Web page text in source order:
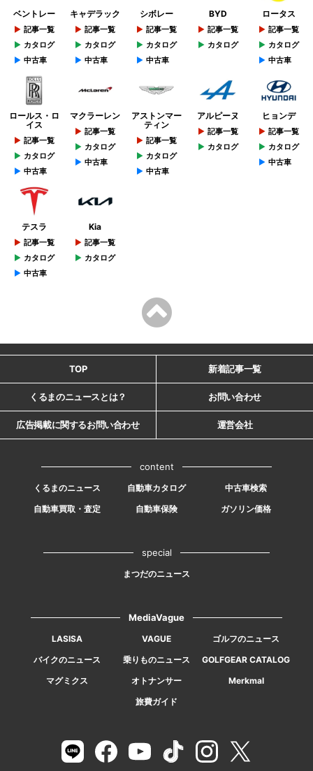
ベントレー
記事一覧
カタログ
中古車
キャデラック
記事一覧
カタログ
中古車
シボレー
記事一覧
カタログ
中古車
BYD
記事一覧
カタログ
ロータス
記事一覧
カタログ
中古車
ロールス・ロ
イス
記事一覧
カタログ
中古車
マクラーレン
記事一覧
カタログ
中古車
アストンマー
ティン
記事一覧
カタログ
中古車
アルピーヌ
記事一覧
カタログ
ヒョンデ
記事一覧
カタログ
中古車
テスラ
記事一覧
カタログ
中古車
Kia
記事一覧
カタログ
TOP 新着記事一覧
くるまのニュースとは？ お問い合わせ
広告掲載に関するお問い合わせ 運営会社
content
くるまのニュース 自動車カタログ
中古車検索
自動車買取・査定
自動車保険 ガソリン価格
special
まつだのニュース
MediaVague
LASISA VAGUE
ゴルフのニュース
バイクのニュース
乗りものニュース
GOLFGEAR CATALOG
マグミクス
オトナンサー
Merkmal
旅費ガイド